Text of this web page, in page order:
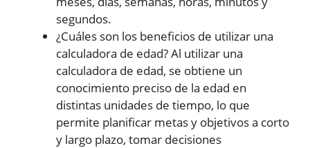
segundos.
¿Cuáles son los beneficios de utilizar una
calculadora de edad? Al utilizar una
calculadora de edad, se obtiene un
conocimiento preciso de la edad en
distintas unidades de tiempo, lo que
permite planificar metas y objetivos a corto
y largo plazo, tomar decisiones